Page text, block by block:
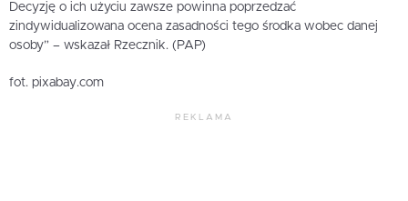
Decyzję o ich użyciu zawsze powinna poprzedzać
zindywidualizowana ocena zasadności tego środka wobec danej
osoby” – wskazał Rzecznik. (PAP)
fot. pixabay.com
REKLAMA